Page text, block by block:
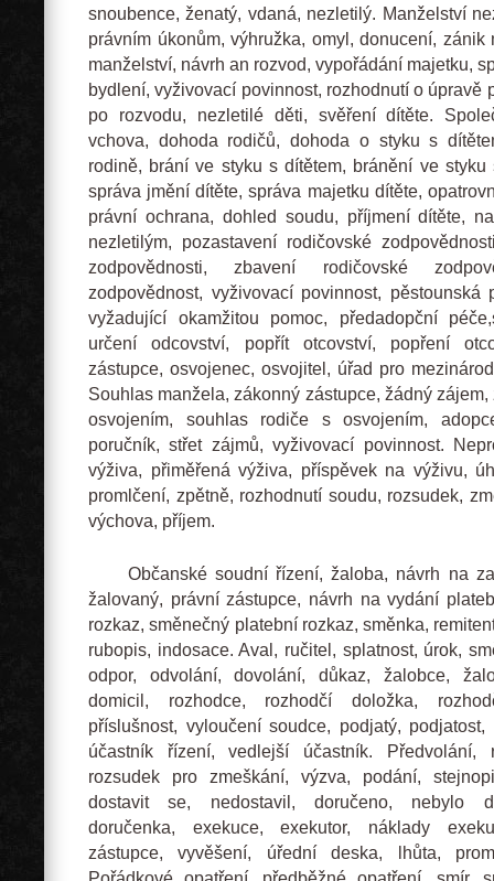
snoubence, ženatý, vdaná, nezletilý. Manželství
právním úkonům, výhružka, omyl, donucení, zánik
manželství, návrh an rozvod, vypořádání majetku,
bydlení, vyživovací povinnost, rozhodnutí o úpravě
po rozvodu, nezletilé děti, svěření dítěte.
vchova, dohoda rodičů, dohoda o styku s
rodině, brání ve styku s dítětem, bránění ve
správa jmění dítěte, správa majetku dítěte,
právní ochrana, dohled soudu, příjmení dítěte,
nezletilým, pozastavení rodičovské
zodpovědnosti, zbavení rodičovské
zodpovědnost, vyživovací povinnost,
vyžadující okamžitou pomoc, předadopční
určení odcovství, popřít otcovství, popření
zástupce, osvojenec, osvojitel, úřad pro
Souhlas manžela, zákonný zástupce, žádný
osvojením, souhlas rodiče s osvojením,
poručník, střet zájmů, vyživovací povinnost.
výživa, přiměřená výživa, příspěvek na výživu,
promlčení, zpětně, rozhodnutí soudu, rozsudek,
výchova, příjem.
Občanské soudní řízení, žaloba, návrh na
žalovaný, právní zástupce, návrh na vydání
rozkaz, směnečný platební rozkaz, směnka,
rubopis, indosace. Aval, ručitel, splatnost, úrok,
odpor, odvolání, dovolání, důkaz, žalobce,
domicil, rozhodce, rozhodčí doložka,
příslušnost, vyloučení soudce, podjatý,
účastník řízení, vedlejší účastník. Předvolání,
rozsudek pro zmeškání, výzva, podání,
dostavit se, nedostavil, doručeno, nebylo
doručenka, exekuce, exekutor, náklady
zástupce, vyvěšení, úřední deska, lhůta,